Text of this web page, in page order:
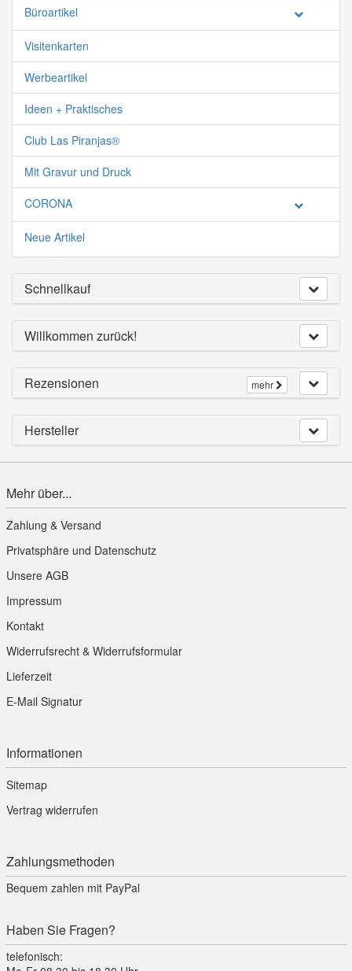
Büroartikel
Visitenkarten
Werbeartikel
Ideen + Praktisches
Club Las Piranjas®
Mit Gravur und Druck
CORONA
Neue Artikel
Schnellkauf
Willkommen zurück!
mehr
Rezensionen
Hersteller
Mehr über...
Zahlung & Versand
Privatsphäre und Datenschutz
Unsere AGB
Impressum
Kontakt
Widerrufsrecht & Widerrufsformular
Lieferzeit
E-Mail Signatur
Informationen
Sitemap
Vertrag widerrufen
Zahlungsmethoden
Bequem zahlen mit PayPal
Haben Sie Fragen?
telefonisch: